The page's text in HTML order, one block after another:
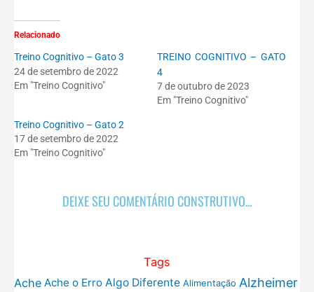
Relacionado
Treino Cognitivo – Gato 3
24 de setembro de 2022
Em "Treino Cognitivo"
TREINO COGNITIVO – GATO
4
7 de outubro de 2023
Em "Treino Cognitivo"
Treino Cognitivo – Gato 2
17 de setembro de 2022
Em "Treino Cognitivo"
DEIXE SEU COMENTÁRIO CONSTRUTIVO...
Tags
Ache Ache o Erro Algo Diferente Alimentação Alzheimer